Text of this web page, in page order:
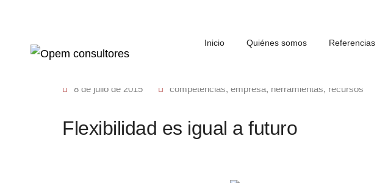
Inicio Quiénes somos Referencias
8 de julio de 2015 competencias, empresa, herramientas, recursos
Flexibilidad es igual a futuro